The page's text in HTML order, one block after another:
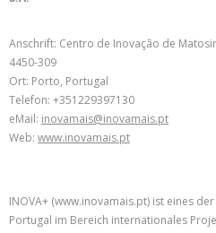
Anschrift: Centro de Inovação de
4450-309
Ort: Porto, Portugal
Telefon: +351229397130
eMail: inovamais@inovamais.pt
Web: www.inovamais.pt
INOVA+ (www.inovamais.pt) ist eines
Portugal im Bereich internationales